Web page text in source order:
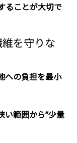
ることが大切で
を守りな
への負担を最小
い範囲から“少量